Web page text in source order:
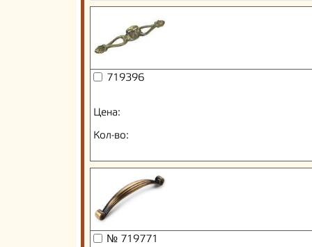
719396
Цена:
Кол-во:
№ 719771